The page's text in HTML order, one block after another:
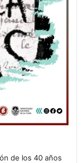
de los 40 años